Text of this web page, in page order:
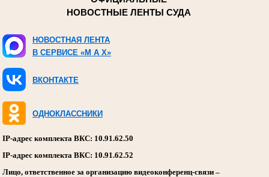
НОВОСТНЫЕ ЛЕНТЫ СУДА
НОВОСТНАЯ ЛЕНТА
В СЕРВИСЕ «M A X»
ВКОНТАКТЕ
ОДНОКЛАССНИКИ
IP-адрес комплекта ВКС: 10.91.62.50
IP-адрес комплекта ВКС: 10.91.62.52
Лицо, ответственное за организацию видеоконференц-связи –